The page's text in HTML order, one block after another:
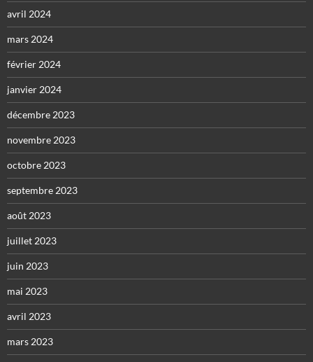
avril 2024
mars 2024
février 2024
janvier 2024
décembre 2023
novembre 2023
octobre 2023
septembre 2023
août 2023
juillet 2023
juin 2023
mai 2023
avril 2023
mars 2023